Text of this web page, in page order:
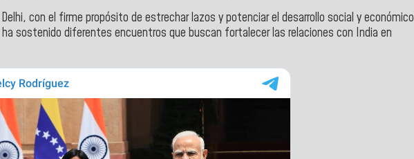
, con el firme propósito de estrechar lazos y potenciar el desarrollo social y económico
sostenido diferentes encuentros que buscan fortalecer las relaciones con India en